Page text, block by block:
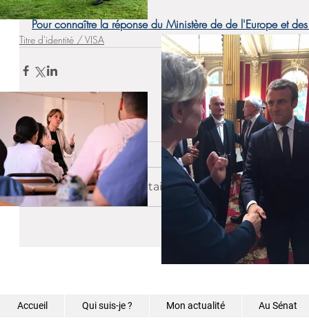
Pour connaître la réponse du Ministère de de l'Europe et
Titre d'identité / VISA
Commentaires
Rédigez un commentaire...
Accueil Qui suis-je ? Mon actualité Au Sénat